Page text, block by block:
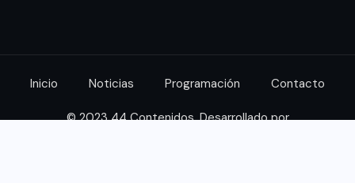
Inicio Noticias Programación Contacto
© 2023 44 Contenidos. Desarrollado por